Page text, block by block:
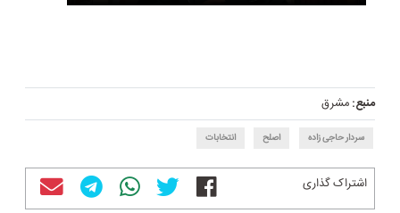
منبع:مشرق
سردار حاجی زاده اصلح انتخابات
اشتراک گذاری